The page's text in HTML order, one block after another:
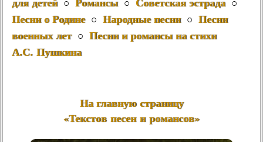
Песни о Родине○ Народные песни○ Песни
военных лет○ Песни и романсы на стихи
А.С. Пушкина
На главную страницу
«Текстов песен и романсов»